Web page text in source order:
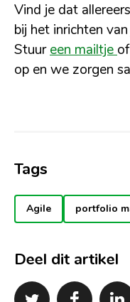
Vind je dat
bij het inrichten
Stuureen mailtje
op en we zorgen
Tags
Agile portfolio
Deel dit artikel